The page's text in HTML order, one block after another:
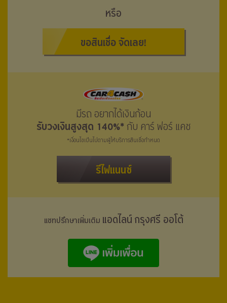
หรือ
ขอสินเชื่อ จัดเลย!
มีรถ อยากได้เงินก้อน
รับวงเงินสูงสุด 140%* กับ คาร์ ฟอร์ แคช
*เงื่อนไขเป็นไปตามผู้ให้บริการสินเชื่อกำหนด
รีไฟแนนซ์
แชทปรึกษาเพิ่มเติม แอดไลน์ กรุงศรี ออโต้